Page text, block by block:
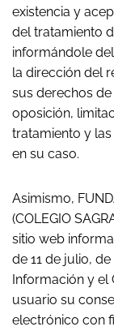
existencia y
del tratamiento
informándole
la dirección del
sus derechos
oposición,
tratamiento y
en su caso.
Asimismo,
(COLEGIO
sitio web
de 11 de julio,
Información y el
usuario su
electrónico con